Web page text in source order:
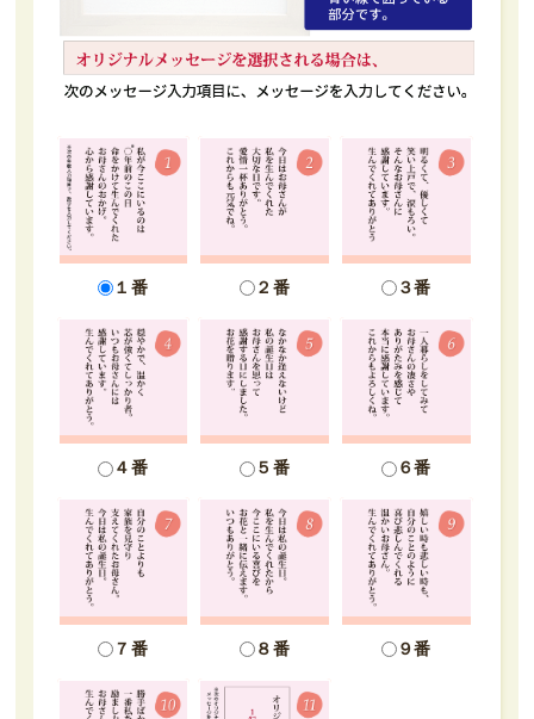
１番 ２番 ３番
４番 ５番 ６番
７番 ８番 ９番